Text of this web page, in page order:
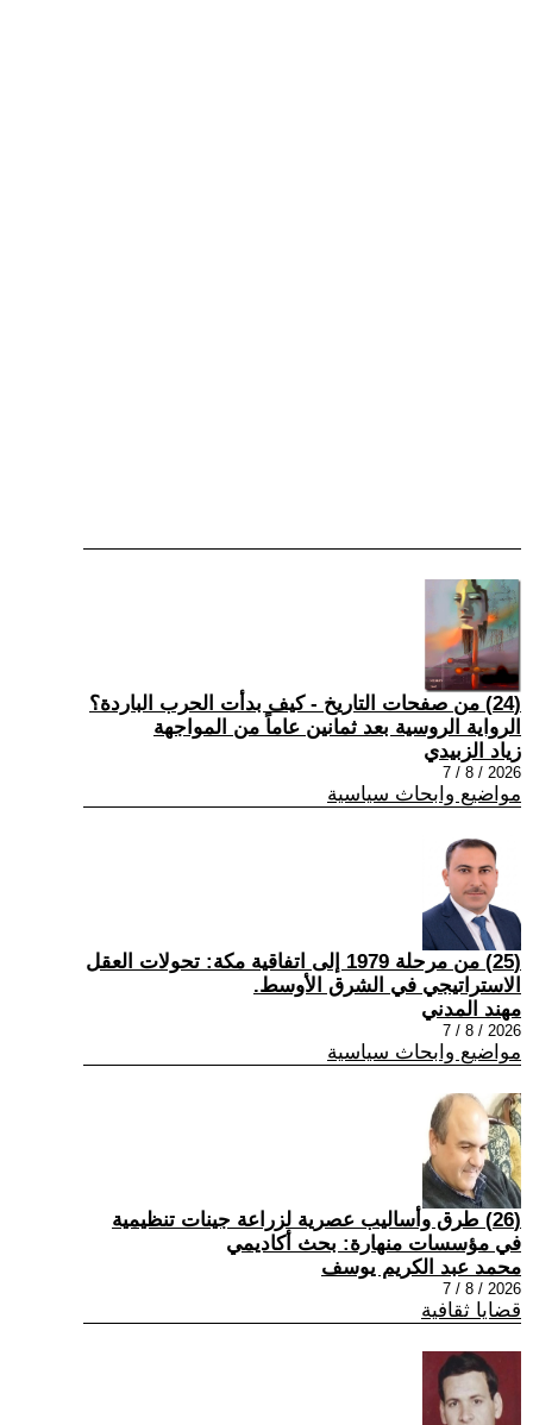
(24) من صفحات التاريخ - كيف بدأت الحرب الباردة؟
الرواية الروسية بعد ثمانين عاماً من المواجهة
زياد الزبيدي
2026 / 8 / 7
مواضيع وابحاث سياسية
(25) من مرحلة 1979 إلى اتفاقية مكة: تحولات العقل
الاستراتيجي في الشرق الأوسط.
مهند المدني
2026 / 8 / 7
مواضيع وابحاث سياسية
(26) طرق وأساليب عصرية لزراعة جينات تنظيمية
في مؤسسات منهارة: بحث أكاديمي
محمد عبد الكريم يوسف
2026 / 8 / 7
قضايا ثقافية